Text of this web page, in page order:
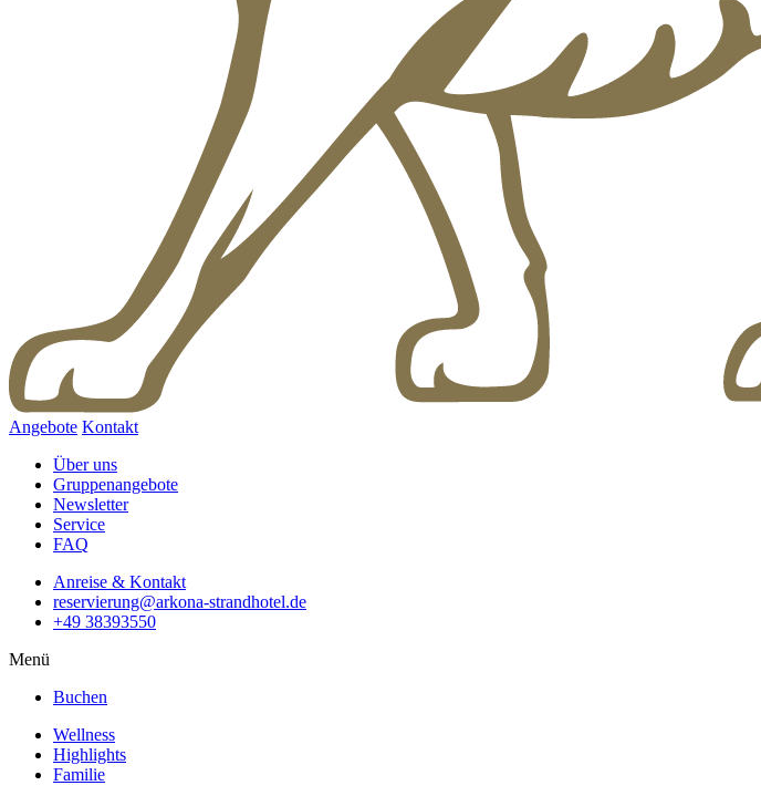
Angebote Kontakt
Über uns
Gruppenangebote
Newsletter
Service
FAQ
Anreise & Kontakt
reservierung@arkona-strandhotel.de
+49 38393550
Menü
Buchen
Wellness
Highlights
Familie